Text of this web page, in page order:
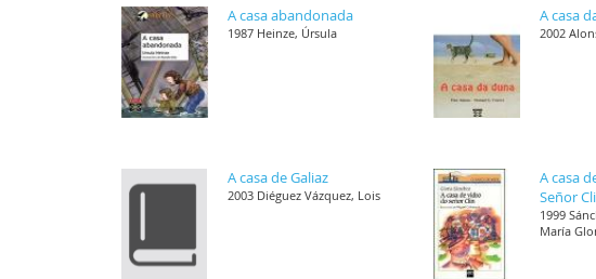
A casa abandonada
1987 Heinze, Úrsula
A casa
2002
A casa de Galiaz
2003 Diéguez Vázquez, Lois
A casa
Señor
1999
María